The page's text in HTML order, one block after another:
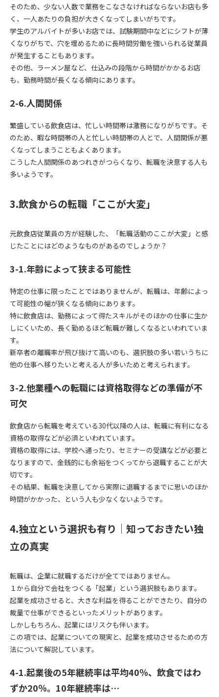
そのため、少ない人数で業務をこなさなければならないお店も多
く、一人あたりの負担が大きくなってしまいがちです。
学生のアルバイトが多いお店では、試験期間中などにシフトが薄
くなりがちで、穴を埋めるために長時間労働を強いられる従業員
が発生することもあります。
その他、ラーメン屋など、仕込みの段階から時間がかかるお店
も、勤務時間が長くなる傾向にあります。
2-6.人間関係
繁盛している飲食店は、忙しい時間帯は激務になりがちです。そ
のため、暇な時間帯の人と忙しい時間帯の人とで、人間関係が悪
くなってしまうこともよくあります。
こうした人間関係のあつれきがつらくなり、転職を決意する人も
多いようです。
3.飲食からの転職「ここが大変」
元飲食店従業員の方が経験した、「転職活動のここが大変」と感
じたことにはどのようなものがあるのでしょうか？
3-1.年齢によって狭まる可能性
特定の仕事に限ったことではありませんが、転職は、年齢によっ
て可能性の幅が狭くなる傾向にあります。
特に飲食店は、勤務によって得たスキルがそのほかの仕事に生か
しにくいため、長く勤めるほど転職が難しくなるといわれていま
す。
新卒者の離職率が飛び抜けて高いのも、選択肢の多い若いうちに
他の仕事へ移りたいと考える人が多いためと考えられます。
3-2.他業種への転職には資格取得などの準備が不
可欠
飲食店から転職を考えている30代以降の人は、転職に有利になる
資格の取得などが必須といわれています。
資格の取得には、学校へ通ったり、セミナーの受講などが必要と
なりますので、金銭的にも余裕をつくってから退職することが大
切です。
その結果、転職を決意してから実際に退職するまでに思いのほか
時間がかかった、という人も少なくないようです。
4.独立という選択も有り｜知っておきたい独
立の真実
転職は、企業に就職するだけが全てではありません。
１から自分で会社をつくる「起業」という選択肢もあります。
起業を成功させると、大きな利益を得ることができたり、自分の
裁量で仕事ができるといったメリットがあります。
しかしもちろん、起業にはリスクも伴います。
この項では、起業についての現実と、起業を成功させるための方
法について解説しています。
4-1.起業後の5年継続率は平均40％、飲食ではわ
ずか20％。10年継続率は…